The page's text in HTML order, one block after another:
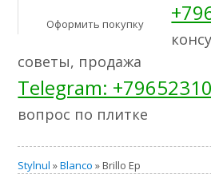
Оформить покупку
советы, продажа
Telegram:
вопрос по плитке
Stylnul »Blanco » Brillo Ep